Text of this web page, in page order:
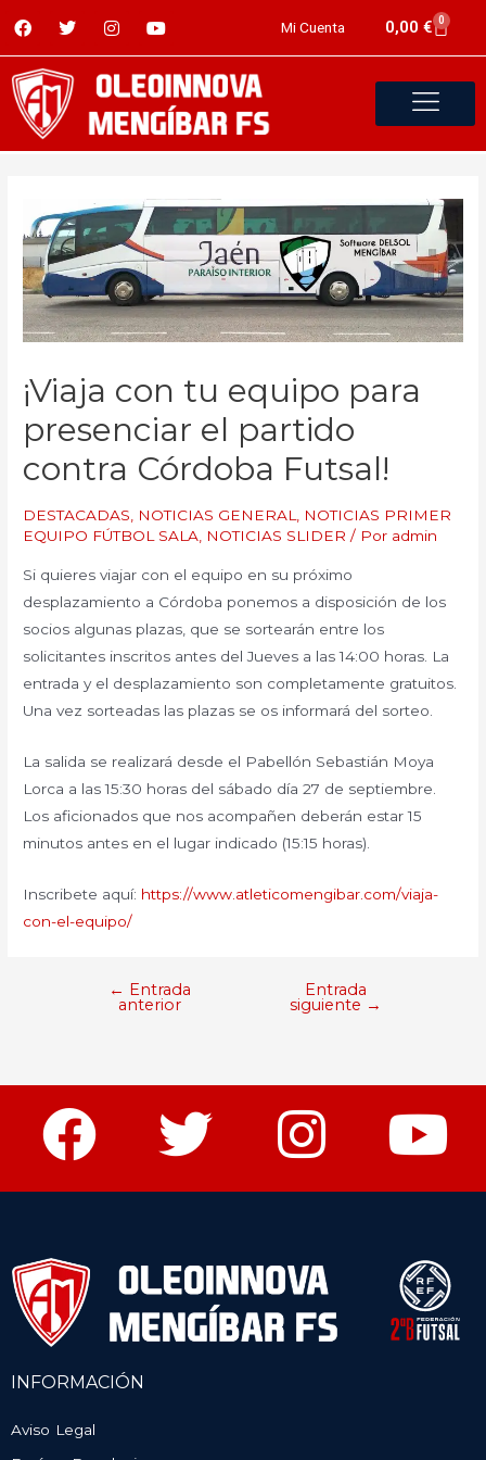
Mi Cuenta 0,00 € 0
¡Viaja con tu equipo para
presenciar el partido
contra Córdoba Futsal!
DESTACADAS NOTICIAS GENERAL
NOTICIAS PRIMER
EQUIPO FÚTBOL SALA
NOTICIAS SLIDER / Por admin
Si quieres viajar con el equipo en su próximo
desplazamiento a Córdoba ponemos a disposición de los
socios algunas plazas, que se sortearán entre los
solicitantes inscritos antes del Jueves a las 14:00 horas. La
entrada y el desplazamiento son completamente gratuitos.
Una vez sorteadas las plazas se os informará del sorteo.
La salida se realizará desde el Pabellón Sebastián Moya
Lorca a las 15:30 horas del sábado día 27 de septiembre.
Los aficionados que nos acompañen deberán estar 15
minutos antes en el lugar indicado (15:15 horas).
Inscribete aquí: https://www.atleticomengibar.com/viaja-
con-el-equipo/
← Entrada
anterior
Entrada
siguiente →
INFORMACIÓN
Aviso Legal